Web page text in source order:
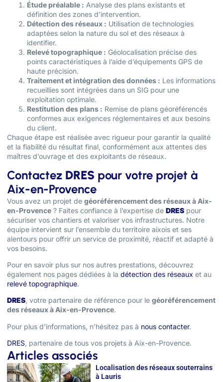
Étude préalable : Analyse des plans existants et
définition des zones d’intervention.
Détection des réseaux : Utilisation de technologies
adaptées selon la nature du sol et des réseaux à
identifier.
Relevé topographique : Géolocalisation précise des
points caractéristiques à l’aide d’équipements GPS de
haute précision.
Traitement et intégration des données : Les informations
recueillies sont intégrées dans un SIG pour une
exploitation optimale.
Restitution des plans : Remise de plans géoréférencés
conformes aux exigences réglementaires et aux besoins
du client.
Chaque étape est réalisée avec rigueur pour garantir la qualité
et la fiabilité du résultat final, conformément aux attentes des
maîtres d’ouvrage et des exploitants de réseaux.
Contactez DRES pour votre projet à
Aix-en-Provence
Vous avez un projet de géoréférencement des réseaux à Aix-
en-Provence ? Faites confiance à l’expertise de DRES pour
sécuriser vos chantiers et valoriser vos infrastructures. Notre
équipe intervient sur l’ensemble du territoire aixois et ses
alentours pour offrir un service de proximité, réactif et adapté à
vos besoins.
Pour en savoir plus sur nos autres prestations, découvrez
également nos pages dédiées à la détection des réseaux et au
relevé topographique.
DRES , votre partenaire de référence pour le géoréférencement
des réseaux à Aix-en-Provence.
Pour plus d’informations, n’hésitez pas à nous contacter.
DRES , partenaire de tous vos projets à Aix-en-Provence.
Articles associés
Localisation des réseaux souterrains
à Lauris